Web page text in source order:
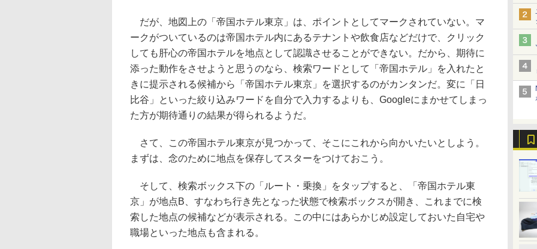
だが、地図上の「帝国ホテル東京」は、ポイントとしてマークされていない。マ
ークがついているのは帝国ホテル内にあるテナントや飲食店などだけで、クリック
しても肝心の帝国ホテルを地点として認識させることができない。だから、期待に
添った動作をさせようと思うのなら、検索ワードとして「帝国ホテル」を入れたと
きに提示される候補から「帝国ホテル東京」を選択するのがカンタンだ。変に「日
比谷」といった絞り込みワードを自分で入力するよりも、Googleにまかせてしまっ
た方が期待通りの結果が得られるようだ。
さて、この帝国ホテル東京が見つかって、そこにこれから向かいたいとしよう。
まずは、念のために地点を保存してスターをつけておこう。
そして、検索ボックス下の「ルート・乗換」をタップすると、「帝国ホテル東
京」が地点B、すなわち行き先となった状態で検索ボックスが開き、これまでに検
索した地点の候補などが表示される。この中にはあらかじめ設定しておいた自宅や
職場といった地点も含まれる。